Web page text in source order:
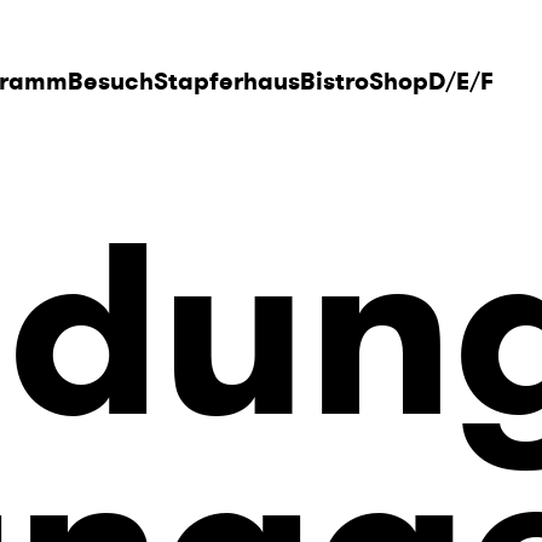
BesuchStapferhausBistroShopD/E/F